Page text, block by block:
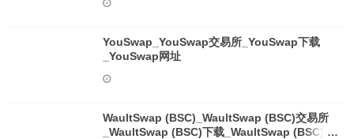
YouSwap_YouSwap交易所_YouSwap下载
_YouSwap网址
WaultSwap (BSC)_WaultSwap (BSC)交易所
_WaultSwap (BSC)下载_WaultSwap (BSC)网